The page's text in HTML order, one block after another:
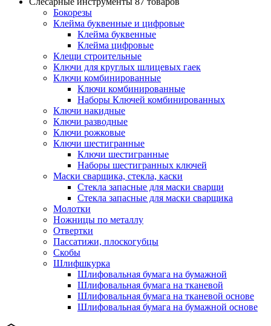
Бокорезы
Клейма буквенные и цифровые
Клейма буквенные
Клейма цифровые
Клещи строительные
Ключи для круглых шлицевых гаек
Ключи комбинированные
Ключи комбинированные
Наборы Ключей комбинированных
Ключи накидные
Ключи разводные
Ключи рожковые
Ключи шестигранные
Ключи шестигранные
Наборы шестигранных ключей
Маски сварщика, стекла, каски
Стекла запасные для маски сварщи
Стекла запасные для маски сварщика
Молотки
Ножницы по металлу
Отвертки
Пассатижи, плоскогубцы
Скобы
Шлифшкурка
Шлифовальная бумага на бумажной
Шлифовальная бумага на тканевой
Шлифовальная бумага на тканевой основе
Шлифовальная бумага на бумажной основе